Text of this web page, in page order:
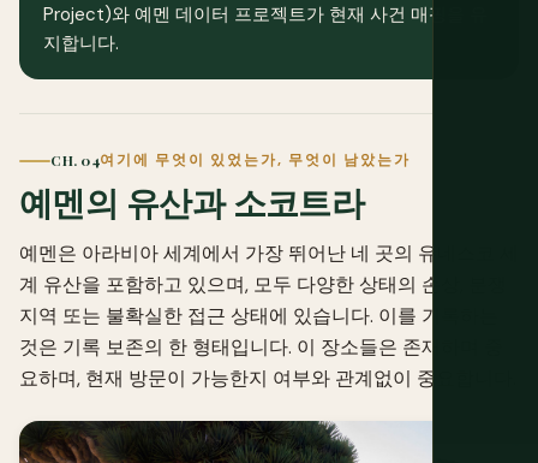
Project)와 예멘 데이터 프로젝트가 현재 사건 매핑을 유
지합니다.
CH. 04여기에 무엇이 있었는가, 무엇이 남았는가
예멘의 유산과 소코트라
예멘은 아라비아 세계에서 가장 뛰어난 네 곳의 유네스코 세
계 유산을 포함하고 있으며, 모두 다양한 상태의 손상, 분쟁
지역 또는 불확실한 접근 상태에 있습니다. 이를 기록하는
것은 기록 보존의 한 형태입니다. 이 장소들은 존재하며 중
요하며, 현재 방문이 가능한지 여부와 관계없이 중요합니다.